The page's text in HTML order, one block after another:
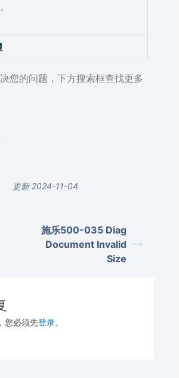
您的问题，下方搜索框查找更多
更新 2024-11-04
施乐500-035 Diag
Document Invalid
Size
您必须先登录。